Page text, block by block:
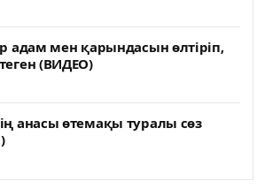
адам мен қарындасын өлтіріп,
(ВИДЕО)
анасы өтемақы туралы сөз